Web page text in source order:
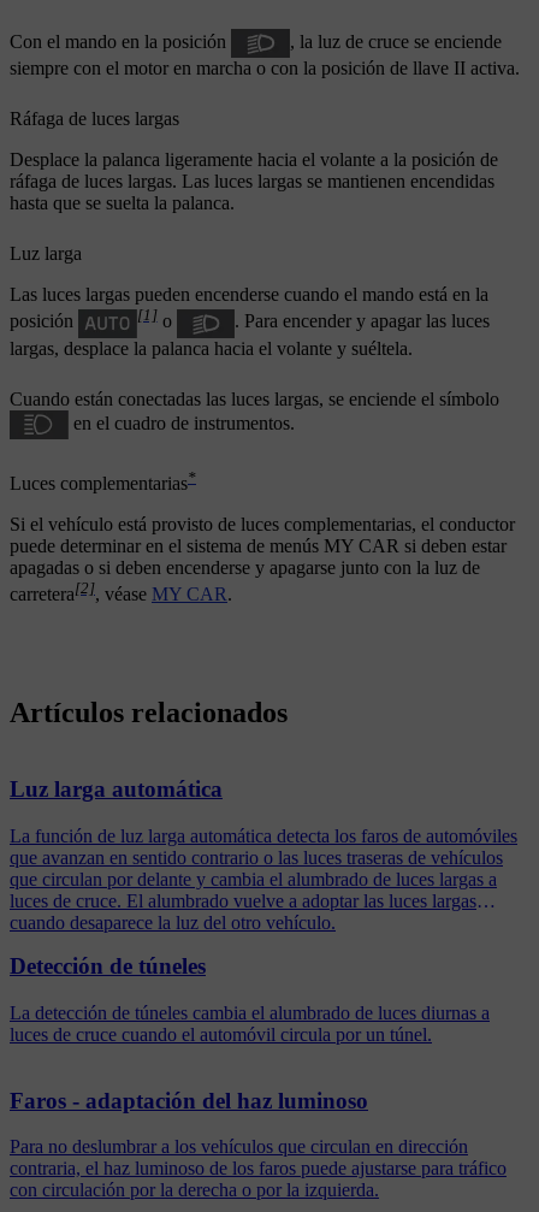
Con el mando en la posición
, la luz de cruce se enciende
siempre con el motor en marcha o con la posición de llave II activa.
Ráfaga de luces largas
Desplace la palanca ligeramente hacia el volante a la posición de
ráfaga de luces largas. Las luces largas se mantienen encendidas
hasta que se suelta la palanca.
Luz larga
Las luces largas pueden encenderse cuando el mando está en la
posición
[1]o
. Para encender y apagar las luces
largas, desplace la palanca hacia el volante y suéltela.
Cuando están conectadas las luces largas, se enciende el símbolo
en el cuadro de instrumentos.
Luces complementarias*
Si el vehículo está provisto de luces complementarias, el conductor
puede determinar en el sistema de menús MY CAR si deben estar
apagadas o si deben encenderse y apagarse junto con la luz de
carretera[2], véase MY CAR.
Artículos relacionados
Luz larga automática
La función de luz larga automática detecta los faros de automóviles
que avanzan en sentido contrario o las luces traseras de vehículos
que circulan por delante y cambia el alumbrado de luces largas a
luces de cruce. El alumbrado vuelve a adoptar las luces largas
cuando desaparece la luz del otro vehículo.
Detección de túneles
La detección de túneles cambia el alumbrado de luces diurnas a
luces de cruce cuando el automóvil circula por un túnel.
Faros - adaptación del haz luminoso
Para no deslumbrar a los vehículos que circulan en dirección
contraria, el haz luminoso de los faros puede ajustarse para tráfico
con circulación por la derecha o por la izquierda.